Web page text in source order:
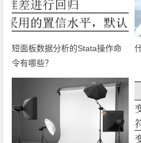
短面板数据分析的Stata操作命
令有哪些？